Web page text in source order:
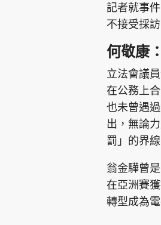
記者就事
不接受採
何敬康
立法會議
在公務上
也未曾遇
出，無論
罰」的界
翁金驊曾
在亞洲賽
轉型成為